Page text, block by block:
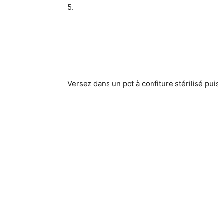
5.
Versez dans un pot à confiture stérilisé